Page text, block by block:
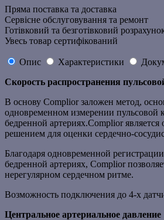
Пряма поставка та доставка
Сервісне обслуговування та ремонт
Готівковий та безготівковий
Увесь товар сертифікований
Опис Характеристики
Скорость распространения
В основу Complior заложен метод,
одновременном измерении пульсовой
бедренной артериях.Complior
решением для оценки сердечно-
Благодаря одновременной
бедренной артериях, Complior
нерегулярном сердечном ритме.
Возможность подключения до 4-х
Центральное артериальное давление